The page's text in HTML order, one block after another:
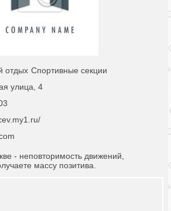
отдых Спортивные секции
улица, 4
- неповторимость движений,
массу позитива.